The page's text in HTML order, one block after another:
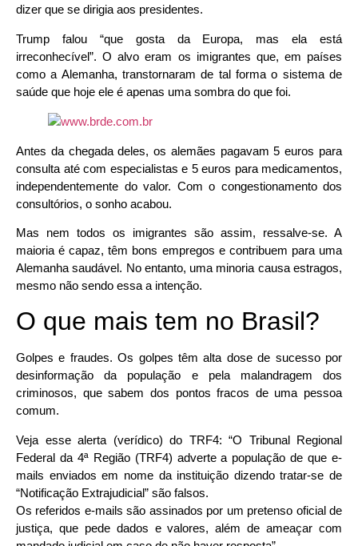
dizer que se dirigia aos presidentes.
Trump falou “que gosta da Europa, mas ela está
irreconhecível”. O alvo eram os imigrantes que, em países
como a Alemanha, transtornaram de tal forma o sistema de
saúde que hoje ele é apenas uma sombra do que foi.
Antes da chegada deles, os alemães pagavam 5 euros para
consulta até com especialistas e 5 euros para medicamentos,
independentemente do valor. Com o congestionamento dos
consultórios, o sonho acabou.
Mas nem todos os imigrantes são assim, ressalve-se. A
maioria é capaz, têm bons empregos e contribuem para uma
Alemanha saudável. No entanto, uma minoria causa estragos,
mesmo não sendo essa a intenção.
O que mais tem no Brasil?
Golpes e fraudes. Os golpes têm alta dose de sucesso por
desinformação da população e pela malandragem dos
criminosos, que sabem dos pontos fracos de uma pessoa
comum.
Veja esse alerta (verídico) do TRF4: “O Tribunal Regional
Federal da 4ª Região (TRF4) adverte a população de que e-
mails enviados em nome da instituição dizendo tratar-se de
“Notificação Extrajudicial” são falsos.
Os referidos e-mails são assinados por um pretenso oficial de
justiça, que pede dados e valores, além de ameaçar com